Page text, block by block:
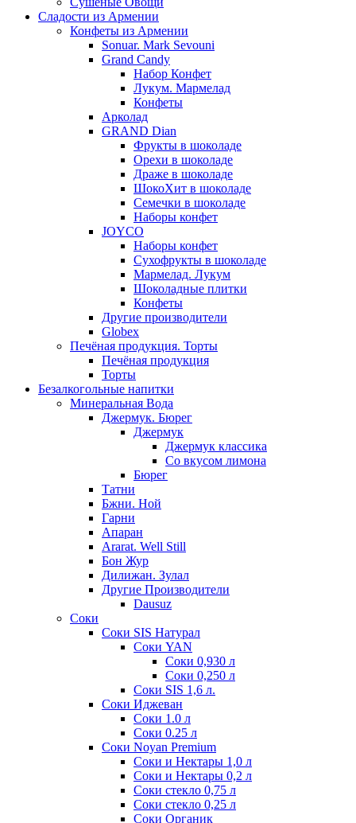
Сладости из Армении
Конфеты из Армении
Sonuar. Mark Sevouni
Grand Candy
Набор Конфет
Лукум. Мармелад
Конфеты
Арколад
GRAND Dian
Фрукты в шоколаде
Орехи в шоколаде
Драже в шоколаде
ШокоХит в шоколаде
Семечки в шоколаде
Наборы конфет
JOYCO
Наборы конфет
Сухофрукты в шоколаде
Мармелад. Лукум
Шоколадные плитки
Конфеты
Другие производители
Globex
Печёная продукция. Торты
Печёная продукция
Торты
Безалкогольные напитки
Минеральная Вода
Джермук. Бюрег
Джермук
Джермук классика
Со вкусом лимона
Бюрег
Татни
Бжни. Ной
Гарни
Апаран
Ararat. Well Still
Бон Жур
Дилижан. Зулал
Другие Производители
Dausuz
Соки
Соки SIS Натурал
Соки YAN
Соки 0,930 л
Соки 0,250 л
Соки SIS 1,6 л.
Соки Иджеван
Соки 1.0 л
Соки 0.25 л
Соки Noyan Premium
Соки и Нектары 1,0 л
Соки и Нектары 0,2 л
Соки стекло 0,75 л
Соки стекло 0,25 л
Соки Органик